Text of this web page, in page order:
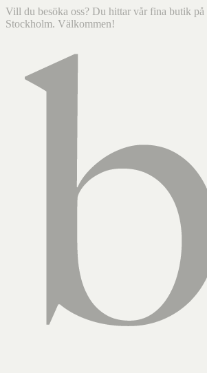
Vill du besöka oss? Du hittar vår fina butik på
Stockholm. Välkommen!